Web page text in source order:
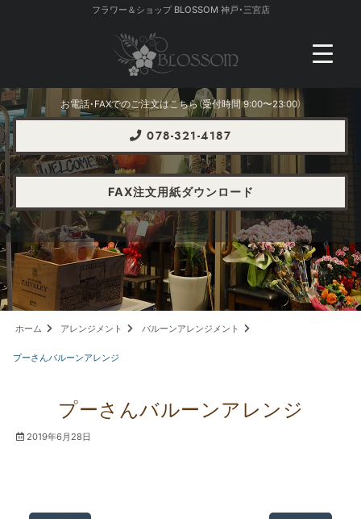
フラワー＆ショップ BLOSSOM 神戸・三宮店
お電話・FAXでのご注文はこちら（受付時間 9:00〜23:00）
078-321-4187
FAX注文用紙ダウンロード
ホーム アレンジメント バルーンアレンジメント
プーさんバルーンアレンジ
プーさんバルーンアレンジ
2019年6月28日